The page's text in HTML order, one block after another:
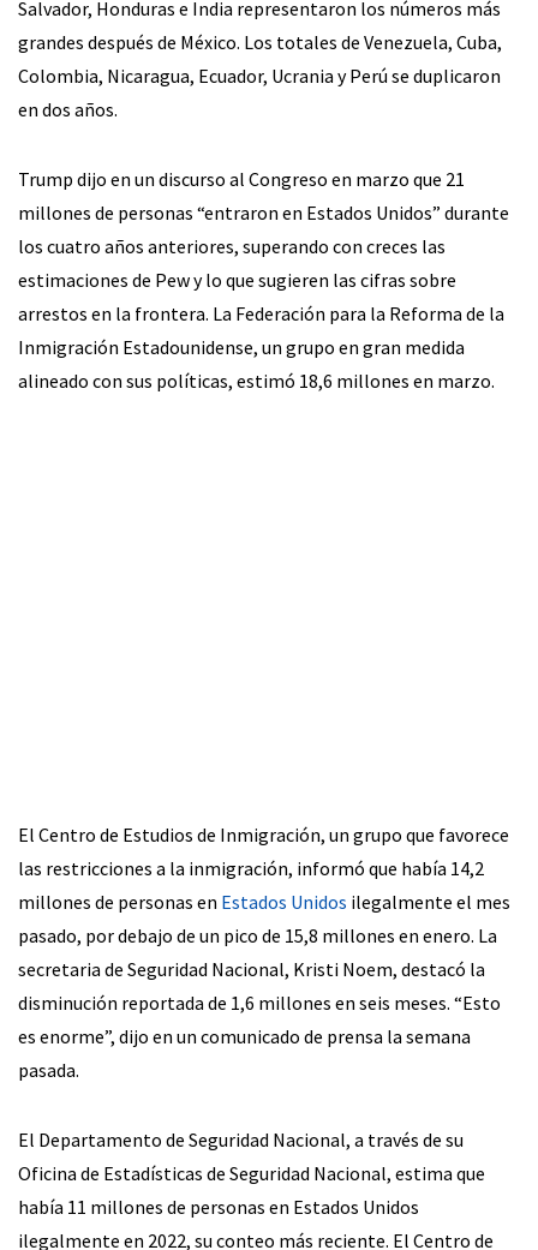
Salvador, Honduras e India representaron los números más
grandes después de México. Los totales de Venezuela, Cuba,
Colombia, Nicaragua, Ecuador, Ucrania y Perú se duplicaron
en dos años.
Trump dijo en un discurso al Congreso en marzo que 21
millones de personas “entraron en Estados Unidos” durante
los cuatro años anteriores, superando con creces las
estimaciones de Pew y lo que sugieren las cifras sobre
arrestos en la frontera. La Federación para la Reforma de la
Inmigración Estadounidense, un grupo en gran medida
alineado con sus políticas, estimó 18,6 millones en marzo.
El Centro de Estudios de Inmigración, un grupo que favorece
las restricciones a la inmigración, informó que había 14,2
millones de personas en Estados Unidos ilegalmente el mes
pasado, por debajo de un pico de 15,8 millones en enero. La
secretaria de Seguridad Nacional, Kristi Noem, destacó la
disminución reportada de 1,6 millones en seis meses. “Esto
es enorme”, dijo en un comunicado de prensa la semana
pasada.
El Departamento de Seguridad Nacional, a través de su
Oficina de Estadísticas de Seguridad Nacional, estima que
había 11 millones de personas en Estados Unidos
ilegalmente en 2022, su conteo más reciente. El Centro de